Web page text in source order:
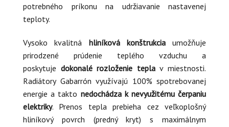
potrebného príkonu na udržiavanie nastavenej
teploty.
Vysoko kvalitná hliníková konštrukciaumožňuje
prirodzené prúdenie teplého vzduchu a
poskytuje dokonalé rozloženie teplav miestnosti.
Radiátory Gabarrón využívajú 100% spotrebovanej
energie a takto nedochádza k nevyužitému čerpaniu
elektriky. Prenos tepla prebieha cez veľkoplošný
hliníkový povrch (predný kryt) s maximálnym